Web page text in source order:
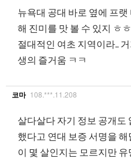
뉴욕대 공대 바로 옆에 프
해 진미를 맛 볼 수 있지 ㅎㅎ
절대적인 여초 지역이라..
생의 즐거움 ㅋㅋ
코마 108.***.11.208
살다살다 자기 정보 공개도
했다고 연대 보증 서명을
이 몇 살인지는 모르지만